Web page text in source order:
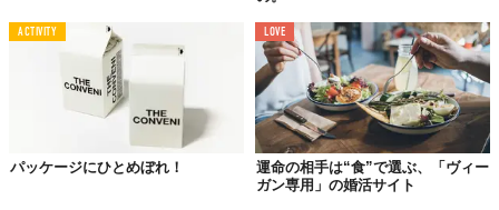
質の高いチョコを、動物や環境を傷つけることなく頂ける……こ
れって
最善なギルトフリー
想いを届ける特別なイベントに、贈られる方にもやさしく、地球
にもやさしいバレンタインギフトを！
期間：2024年1月18日（木）〜2月14日（水）
展開店舗：「style table」全国9店舗 https://styletable.jp/
ACTIVITY
パッケージにひとめぼれ！
LOVE
運命の相手は“食”で選ぶ、「ヴィー
ガン専用」の婚活サイト